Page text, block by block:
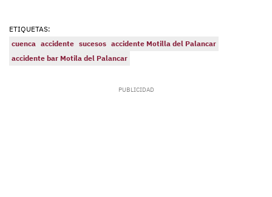
ETIQUETAS:
cuenca accidente sucesos accidente Motilla del Palancar
accidente bar Motila del Palancar